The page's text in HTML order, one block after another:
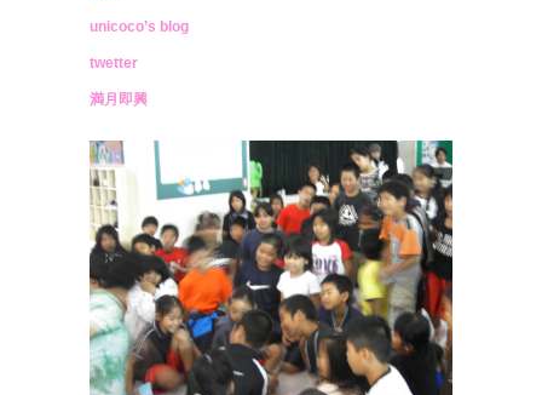
unicoco’s blog
twetter
満月即興